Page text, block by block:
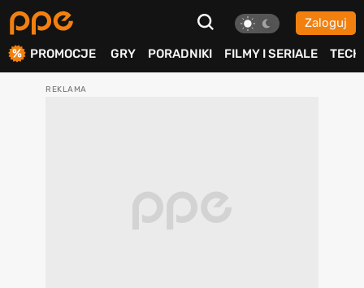
Zaloguj
PROMOCJE GRY PORADNIKI FILMY I SERIALE TECH